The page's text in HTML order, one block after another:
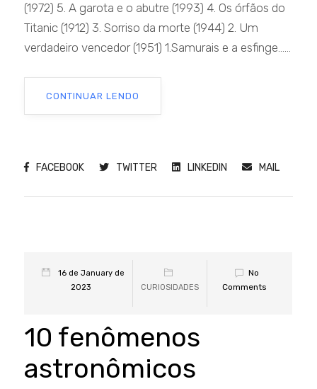
(1972) 5. A garota e o abutre (1993) 4. Os órfãos do
Titanic (1912) 3. Sorriso da morte (1944) 2. Um
verdadeiro vencedor (1951) 1.Samurais e a esfinge......
CONTINUAR LENDO
FACEBOOK TWITTER LINKEDIN MAIL
16 de January de
2023
CURIOSIDADES
No
Comments
10 fenômenos
astronômicos